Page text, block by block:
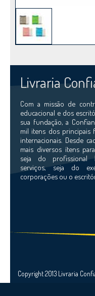
Livraria
Com a missão de
educacional e dos
sua fundação, a
mil itens dos principais
internacionais. Desde
mais diversos ítens
seja do profissional
serviços, seja do
corporações ou o
Copyright 2013 Livraria